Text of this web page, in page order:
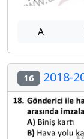
A
16 2018-